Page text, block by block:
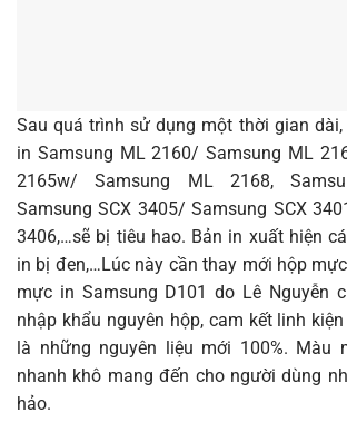
Sau quá trình sử dụng một thời gian
in Samsung ML 2160/ Samsung ML
2165w/ Samsung ML 2168,
Samsung SCX 3405/ Samsung SCX
3406,…sẽ bị tiêu hao. Bản in xuất hiện
in bị đen,…Lúc này cần thay mới hộp
mực in Samsung D101 do Lê Nguyễn
nhập khẩu nguyên hộp, cam kết linh
là những nguyên liệu mới 100%. Màu
nhanh khô mang đến cho người dùng
hảo.